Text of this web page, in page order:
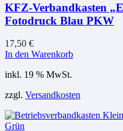
KFZ-Verbandkasten
Fotodruck Blau PKW
17,50 €
In den Warenkorb
inkl. 19 % MwSt.
zzgl. Versandkosten